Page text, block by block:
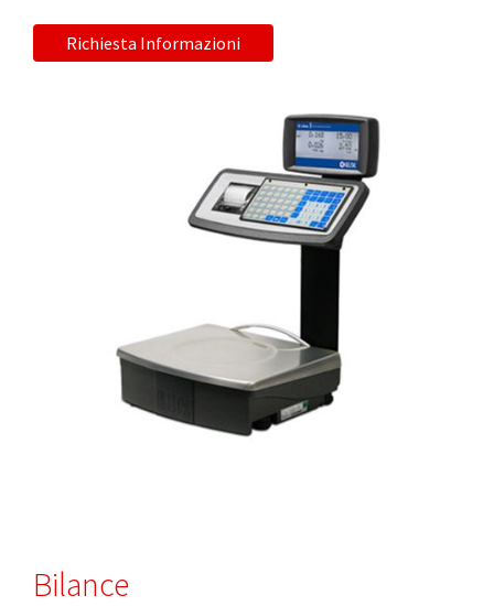
Richiesta Informazioni
Bilance